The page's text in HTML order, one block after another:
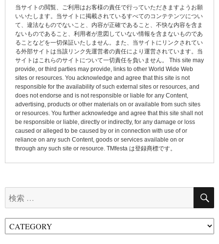
当サイトの閲覧、ご利用はお客様の責任で行っていただきますようお願
いいたします。当サイトに掲載されているすべてのコンテテンツについ
て、違法なものでないこと、内容が正確であること、不快な内容を含ま
ないものであること、利用者が意図していない情報を含まないものであ
ることなどを一切保証いたしません。また、当サイトにリンクされてい
る外部サイトは当該リンク先運営者の責任により運営されています。当
サイトはこれらのサイトについて一切責任を負いません。 This site may
provide, or third parties may provide, links to other World Wide Web
sites or resources. You acknowledge and agree that this site is not
responsible for the availability of such external sites or resources, and
does not endorse and is not responsible or liable for any Content,
advertising, products or other materials on or available from such sites
or resources. You further acknowledge and agree that this site shall not
be responsible or liable, directly or indirectly, for any damage or loss
caused or alleged to be caused by or in connection with use of or
reliance on any such Content, goods or services available on or
through any such site or resource. TMfesta は登録商標です。
索: